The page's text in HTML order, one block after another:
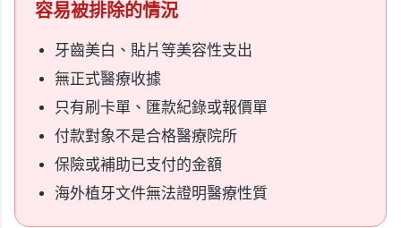
容易被排除的情況
牙齒美白、貼片等美容性支出
無正式醫療收據
只有刷卡單、匯款紀錄或報價單
付款對象不是合格醫療院所
保險或補助已支付的金額
海外植牙文件無法證明醫療性質